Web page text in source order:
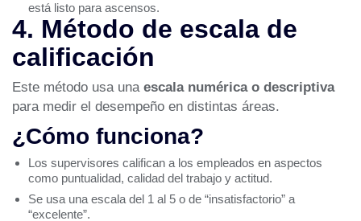
está listo para ascensos.
4. Método de escala de
calificación
Este método usa una escala numérica o descriptiva
para medir el desempeño en distintas áreas.
¿Cómo funciona?
Los supervisores califican a los empleados en aspectos
como puntualidad, calidad del trabajo y actitud.
Se usa una escala del 1 al 5 o de “insatisfactorio” a
“excelente”.